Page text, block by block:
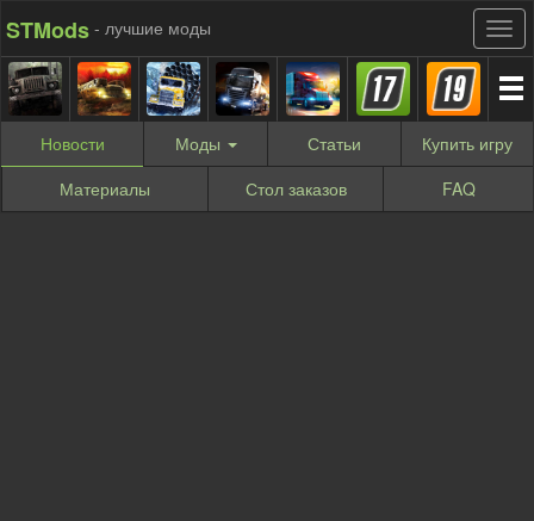
STMods - лучшие моды
Новости Моды Статьи Купить игру
Материалы
Стол заказов FAQ